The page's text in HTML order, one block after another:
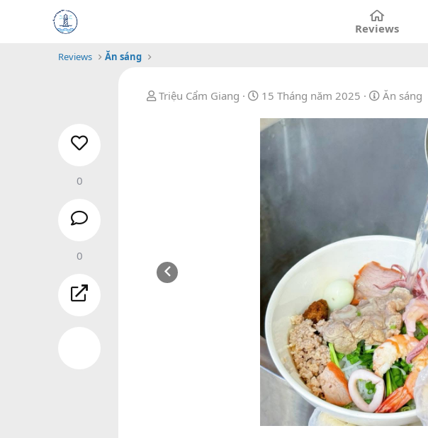
Reviews
Reviews Ăn sáng
B
Triệu Cẩm Giang
N
à
t
15 Tháng năm 2025
C
Ăn sáng
0
0